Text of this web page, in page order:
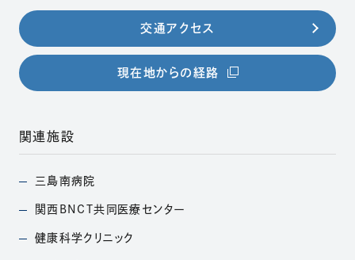
交通アクセス
現在地からの経路 （別ウィンドウで開きま
関連施設
三島南病院
（別ウィンドウで開きます）
関西BNCT共同医療 センター
（別ウィンドウで開きます）
健康科学クリニック
（別ウィンドウで開きます）